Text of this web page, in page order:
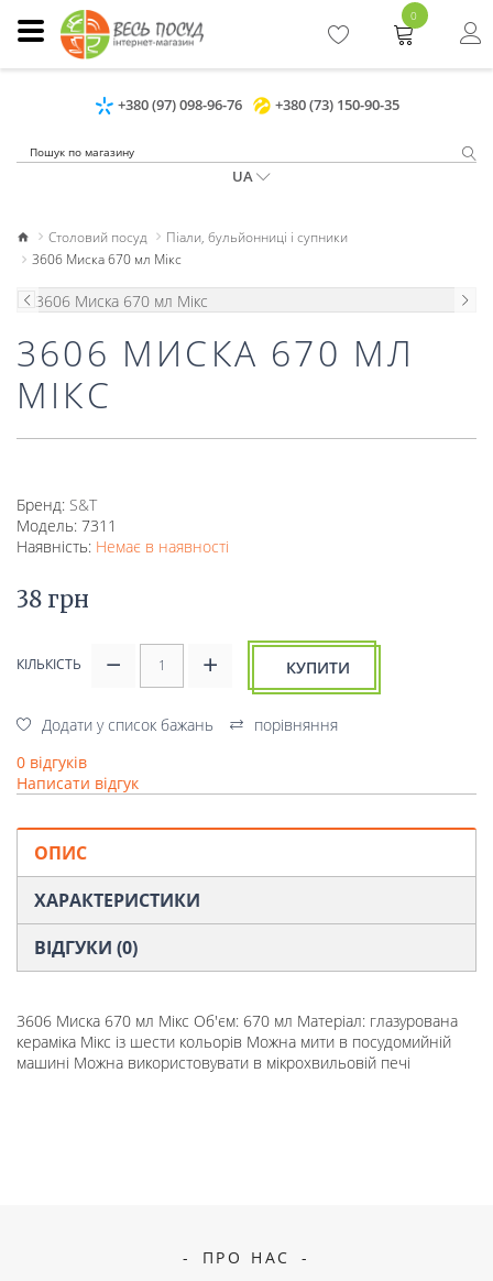
+380 (97) 098-96-76 +380 (73) 150-90-35
UA
0
Столовий посуд
Піали, бульйонниці і супники
3606 Миска 670 мл Мікс
3606 МИСКА 670 МЛ
МІКС
Бренд: S&T
Модель: 7311
Наявність: Немає в наявності
38 грн
КІЛЬКІСТЬ КУПИТИ
Додати у список бажань
порівняння
0 відгуків
Написати відгук
ОПИС
ХАРАКТЕРИСТИКИ
ВІДГУКИ (0)
3606 Миска 670 мл Мікс Об'єм: 670 мл Матеріал: глазурована
кераміка Мікс із шести кольорів Можна мити в посудомийній
машині Можна використовувати в мікрохвильовій печі
ПРО НАС